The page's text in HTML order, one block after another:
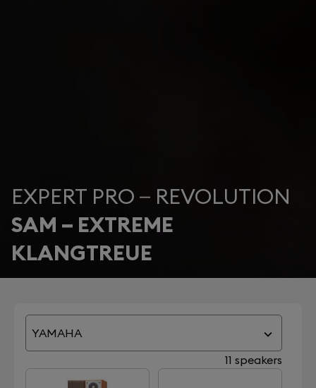
EXPERT PRO – REVOLUTION
SAM – EXTREME
KLANGTREUE
YAMAHA
11 speakers